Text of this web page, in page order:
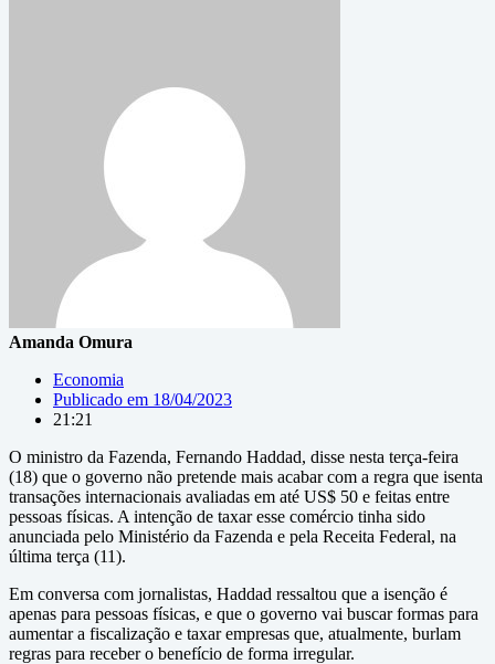
Amanda Omura
Economia
Publicado em 18/04/2023
21:21
O ministro da Fazenda, Fernando Haddad, disse nesta terça-feira
(18) que o governo não pretende mais acabar com a regra que isenta
transações internacionais avaliadas em até US$ 50 e feitas entre
pessoas físicas. A intenção de taxar esse comércio tinha sido
anunciada pelo Ministério da Fazenda e pela Receita Federal, na
última terça (11).
Em conversa com jornalistas, Haddad ressaltou que a isenção é
apenas para pessoas físicas, e que o governo vai buscar formas para
aumentar a fiscalização e taxar empresas que, atualmente, burlam
regras para receber o benefício de forma irregular.